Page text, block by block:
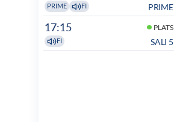
PRIME FI PRIME
17:15 PLATS
FI SALI 5